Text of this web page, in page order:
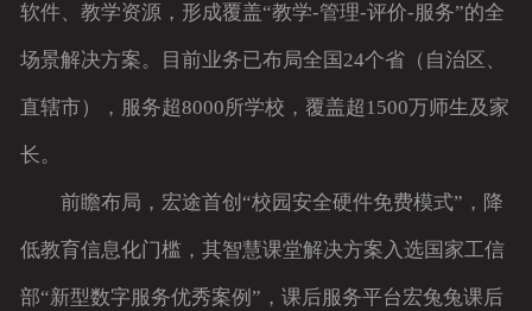
软件、教学资源，形成覆盖“教学-管理-评价-服务”的全
场景解决方案。目前业务已布局全国24个省（自治区、
直辖市），服务超8000所学校，覆盖超1500万师生及家
长。
前瞻布局，宏途首创“校园安全硬件免费模式”，降
低教育信息化门槛，其智慧课堂解决方案入选国家工信
部“新型数字服务优秀案例”，课后服务平台宏兔兔课后